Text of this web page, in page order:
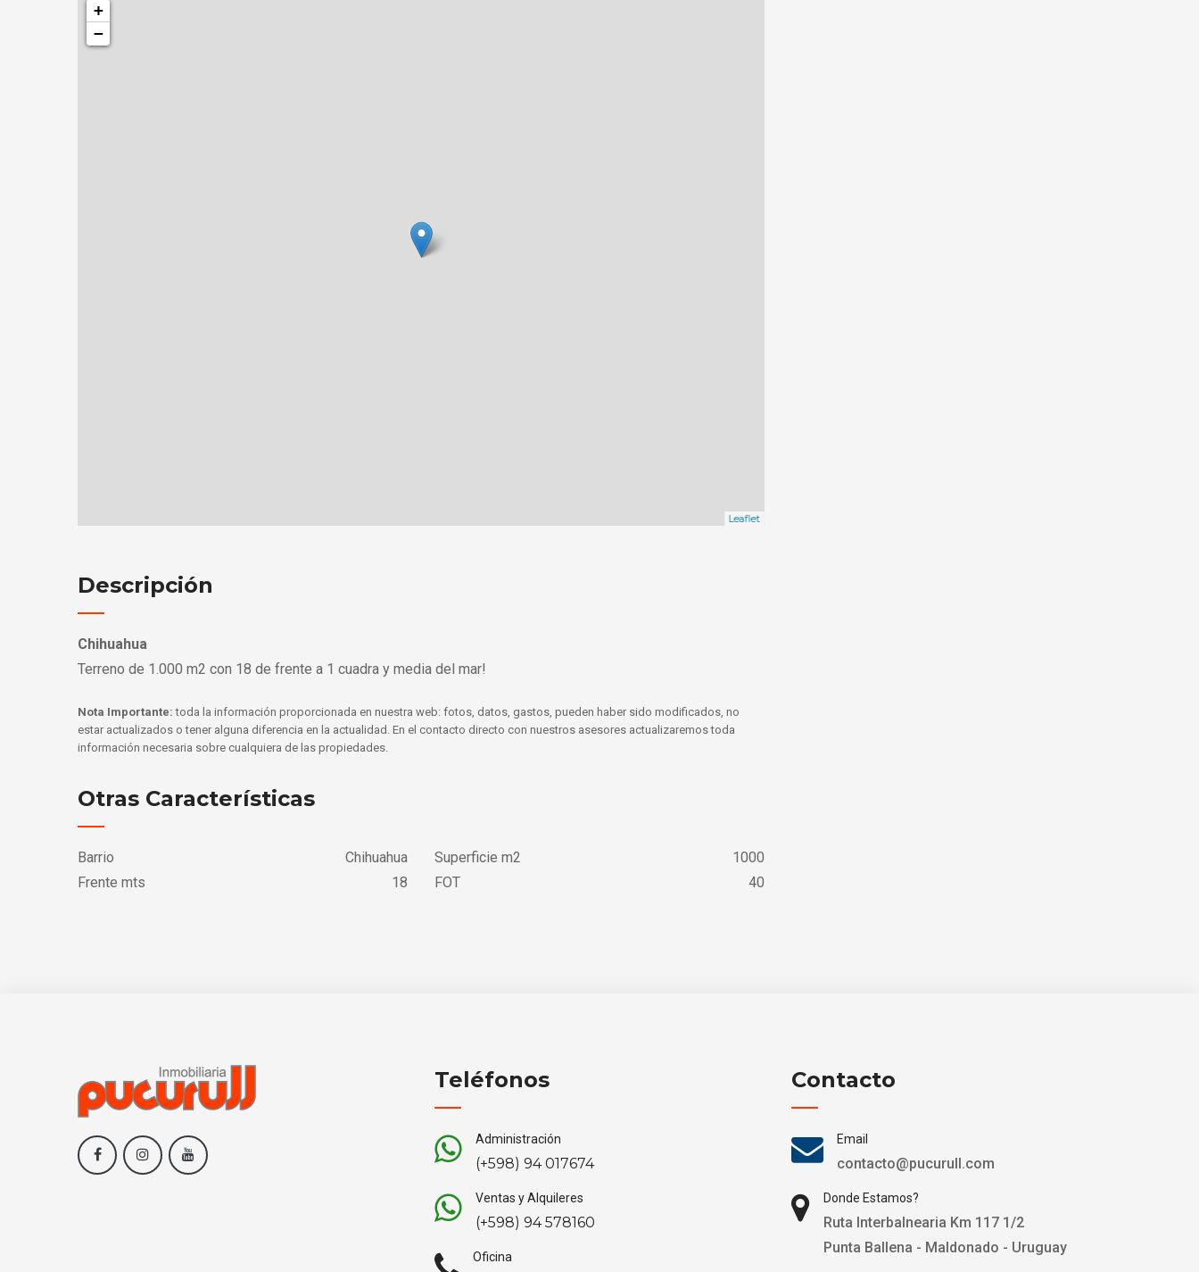
+
−
Leaflet
Descripción
Chihuahua
Terreno de 1.000 m2 con 18 de frente a 1 cuadra y media del mar!
Nota Importante:toda la información proporcionada en nuestra web: fotos, datos, gastos, pueden haber sido modificados, no
estar actualizados o tener alguna diferencia en la actualidad. En el contacto directo con nuestros asesores actualizaremos toda
información necesaria sobre cualquiera de las propiedades.
Otras Características
Barrio Chihuahua Superficie m2
1000
Frente mts
18 FOT 40
Teléfonos
Administración
(+598) 94 017674
Ventas y Alquileres
(+598) 94 578160
Oficina
Contacto
Email
contacto@pucurull.com
Donde Estamos?
Ruta Interbalnearia Km 117 1/2
Punta Ballena - Maldonado - Uruguay